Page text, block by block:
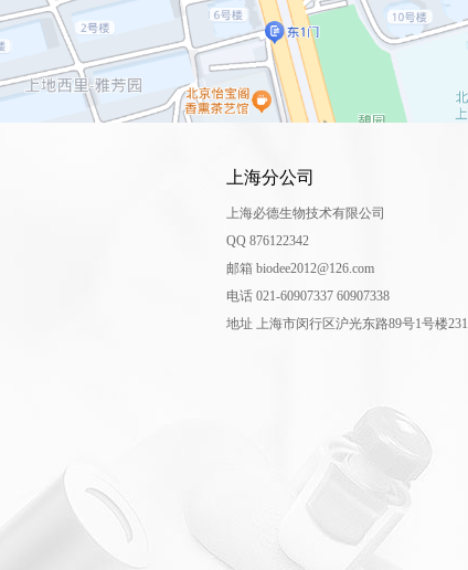
上海分公司
上海必德生物技术有限公司
QQ 876122342
邮箱 biodee2012@126.com
电话 021-60907337 60907338
地址 上海市闵行区沪光东路89号1号楼231